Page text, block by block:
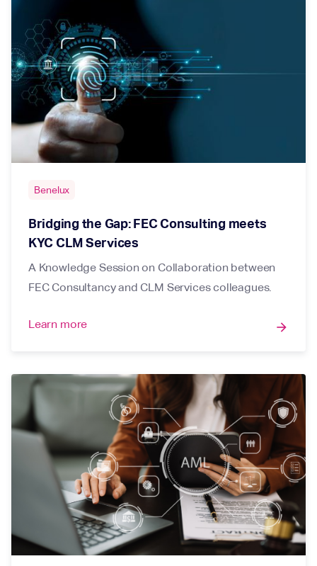
Benelux
Bridging the Gap: FEC Consulting meets
KYC CLM Services
A Knowledge Session on Collaboration between
FEC Consultancy and CLM Services colleagues.
Learn more arrow_forward